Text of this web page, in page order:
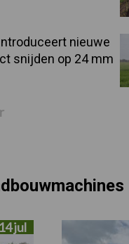
nieuwe
snijden op 24 mm
14 jul